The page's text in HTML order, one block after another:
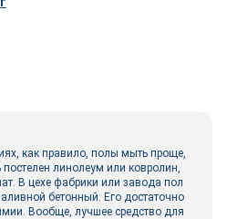
как правило, полы мыть проще,
линолеум или ковролин,
В цехе фабрики или завода пол
бетонный. Его достаточно
Вообще, лучшее средство для